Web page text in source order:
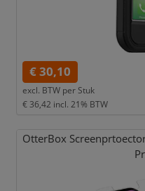
€ 30,10
excl. BTW per Stuk
€ 36,42 incl. 21% BTW
OtterBox